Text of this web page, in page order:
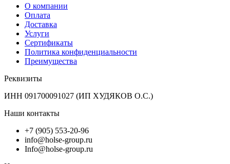
О компании
Оплата
Доставка
Услуги
Сертификаты
Политика конфиденциальности
Преимущества
Реквизиты
ИНН 091700091027 (ИП ХУДЯКОВ О.С.)
Наши контакты
+7 (905) 553-20-96
info@holse-group.ru
Info@holse-group.ru